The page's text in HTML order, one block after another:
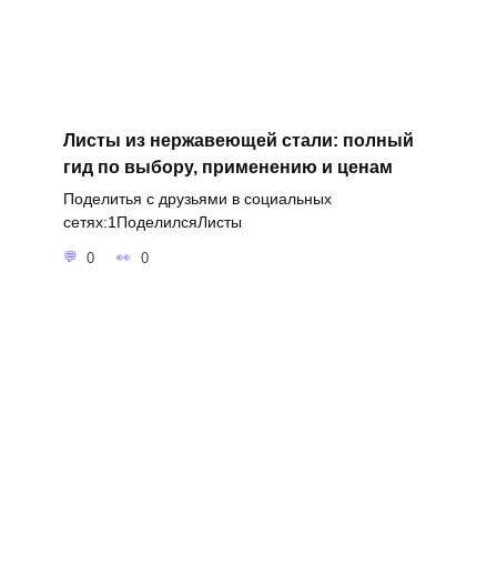
Листы из нержавеющей стали: полный
гид по выбору, применению и ценам
Поделитья с друзьями в социальных
сетях:1ПоделилсяЛисты
0 0